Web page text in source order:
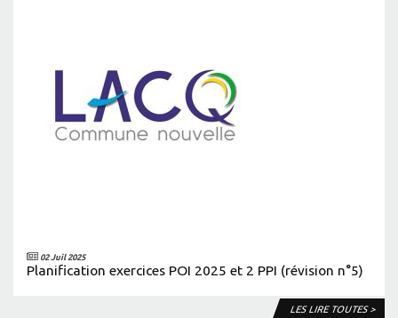
02 Juil 2025
Planification exercices POI 2025 et 2 PPI (révision n°5)
LES LIRE TOUTES >